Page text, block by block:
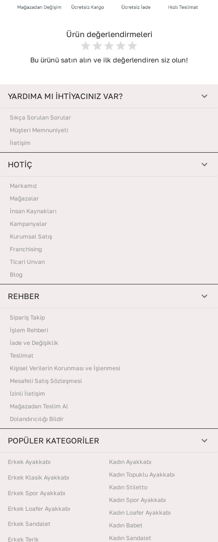
Ürün değerlendirmeleri
Bu ürünü satın alın ve ilk değerlendiren siz olun!
YARDIMA MI İHTİYACINIZ VAR?
Sıkça Sorulan Sorular
Müşteri Memnuniyeti
İletişim
HOTİÇ
Markamız
Mağazalar
İnsan Kaynakları
Kampanyalar
Kurumsal Satış
Franchising
Ticari Unvan
Blog
REHBER
Sipariş Takip
İşlem Rehberi
İade ve Değişiklik
Teslimat
Kişisel Verilerin Korunması ve İşlenmesi
Mesafeli Satış Sözleşmesi
İzinli İletişim
Mağazadan Teslim Al
Dolandırıcılığı Bildir
POPÜLER KATEGORİLER
Erkek Ayakkabı
Erkek Klasik Ayakkabı
Erkek Spor Ayakkabı
Erkek Loafer Ayakkabı
Erkek Sandalet
Erkek Terik
Kadın Ayakkabı
Kadın Topuklu Ayakkabı
Kadın Stiletto
Kadın Spor Ayakkabı
Kadın Loafer Ayakkabı
Kadın Babet
Kadın Sandalet